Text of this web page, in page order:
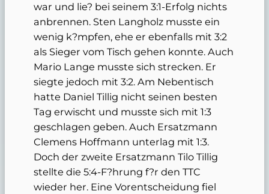
war und lie? bei seinem 3:1-Erfolg nichts
anbrennen. Sten Langholz musste ein
wenig k?mpfen, ehe er ebenfalls mit 3:2
als Sieger vom Tisch gehen konnte. Auch
Mario Lange musste sich strecken. Er
siegte jedoch mit 3:2. Am Nebentisch
hatte Daniel Tillig nicht seinen besten
Tag erwischt und musste sich mit 1:3
geschlagen geben. Auch Ersatzmann
Clemens Hoffmann unterlag mit 1:3.
Doch der zweite Ersatzmann Tilo Tillig
stellte die 5:4-F?hrung f?r den TTC
wieder her. Eine Vorentscheidung fiel